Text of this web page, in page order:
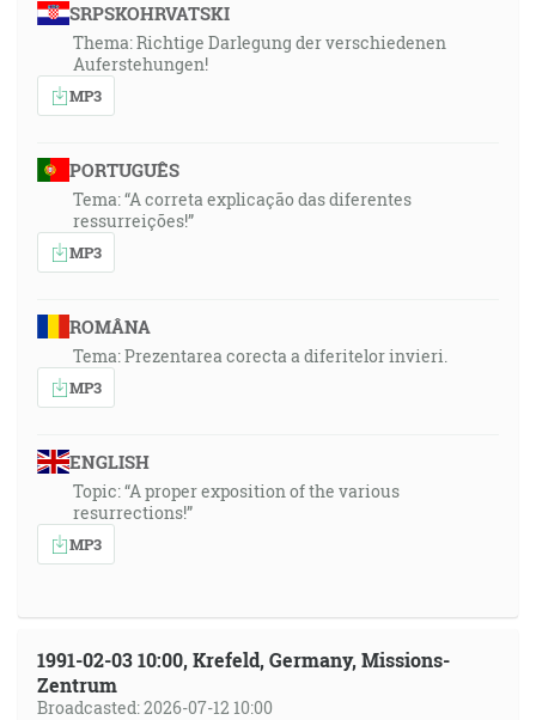
SRPSKOHRVATSKI
Thema: Richtige Darlegung der verschiedenen
Auferstehungen!
MP3
PORTUGUÊS
Tema: “A correta explicação das diferentes
ressurreições!”
MP3
ROMÂNA
Tema: Prezentarea corecta a diferitelor invieri.
MP3
ENGLISH
Topic: “A proper exposition of the various
resurrections!”
MP3
1991-02-03 10:00, Krefeld, Germany, Missions-
Zentrum
Broadcasted: 2026-07-12 10:00